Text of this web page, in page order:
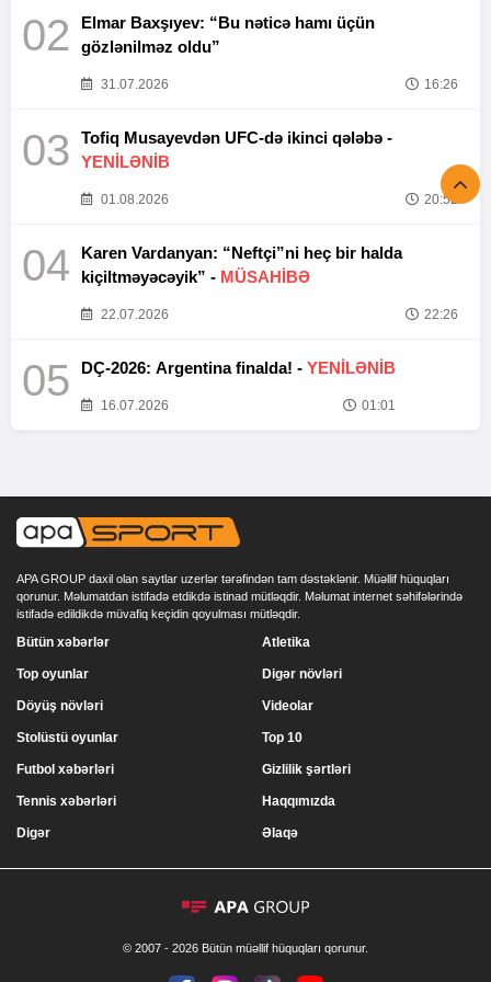
02
Elmar Baxşıyev: “Bu nəticə hamı üçün
gözlənilməz oldu”
31.07.2026 16:26
03
Tofiq Musayevdən UFC-də ikinci qələbə -
YENİLƏNİB
01.08.2026 20:52
04
Karen Vardanyan: “Neftçi”ni heç bir halda
kiçiltməyəcəyik” - MÜSAHİBƏ
22.07.2026 22:26
05 DÇ-2026: Argentina finalda! - YENİLƏNİB
16.07.2026 01:01
APA GROUP daxil olan saytlar uzerlər tərəfindən tam dəstəklənir. Müəllif hüquqları
qorunur. Məlumatdan istifadə etdikdə istinad mütləqdir. Məlumat internet səhifələrində
istifadə edildikdə müvafiq keçidin qoyulması mütləqdir.
Bütün xəbərlər
Top oyunlar
Döyüş növləri
Stolüstü oyunlar
Atletika
Digər növləri
Videolar
Top 10
Futbol xəbərləri
Tennis xəbərləri
Digər
Gizlilik şərtləri
Haqqımızda
Əlaqə
© 2007 - 2026 Bütün müəllif hüquqları qorunur.